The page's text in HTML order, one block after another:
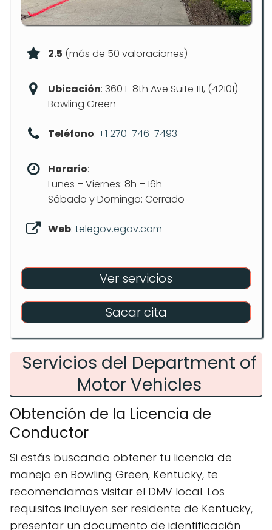
2.5 (más de 50 valoraciones)
Ubicación: 360 E 8th Ave Suite 111, (42101)
Bowling Green
Teléfono: +1 270-746-7493
Horario:
Lunes – Viernes: 8h – 16h
Sábado y Domingo: Cerrado
Web: telegov.egov.com
Ver servicios
Sacar cita
Servicios del Department of
Motor Vehicles
Obtención de la Licencia de
Conductor
Si estás buscando obtener tu licencia de
manejo en Bowling Green, Kentucky, te
recomendamos visitar el DMV local. Los
requisitos incluyen ser residente de Kentucky,
presentar un documento de identificación